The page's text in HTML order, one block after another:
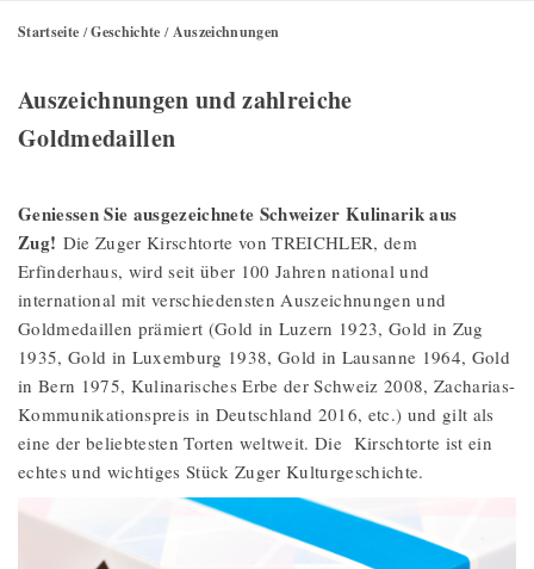
Auszeichnungen und zahlreiche
Goldmedaillen
Startseite /Geschichte /Auszeichnungen
Geniessen Sie ausgezeichnete Schweizer Kulinarik aus
Zug! Die Zuger Kirschtorte von TREICHLER, dem
Erfinderhaus, wird seit über 100 Jahren national und
international mit verschiedensten Auszeichnungen und
Goldmedaillen prämiert (Gold in Luzern 1923, Gold in Zug
1935, Gold in Luxemburg 1938, Gold in Lausanne 1964, Gold
in Bern 1975, Kulinarisches Erbe der Schweiz 2008, Zacharias-
Kommunikationspreis in Deutschland 2016, etc.) und gilt als
eine der beliebtesten Torten weltweit. Die Kirschtorte ist ein
echtes und wichtiges Stück Zuger Kulturgeschichte.